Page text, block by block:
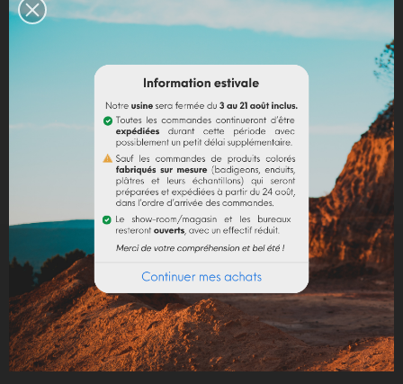
INSCRIVEZ-VOUS À NOTRE NEWSLETTER
. RECEVEZ NOS DERNIÈRES NOUVEAUTÉS,
INVITATIONS ET AUTRES BONNES NOUVELLES :)